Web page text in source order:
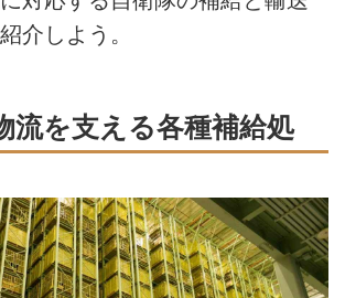
介しよう。
流を支える各種補給処